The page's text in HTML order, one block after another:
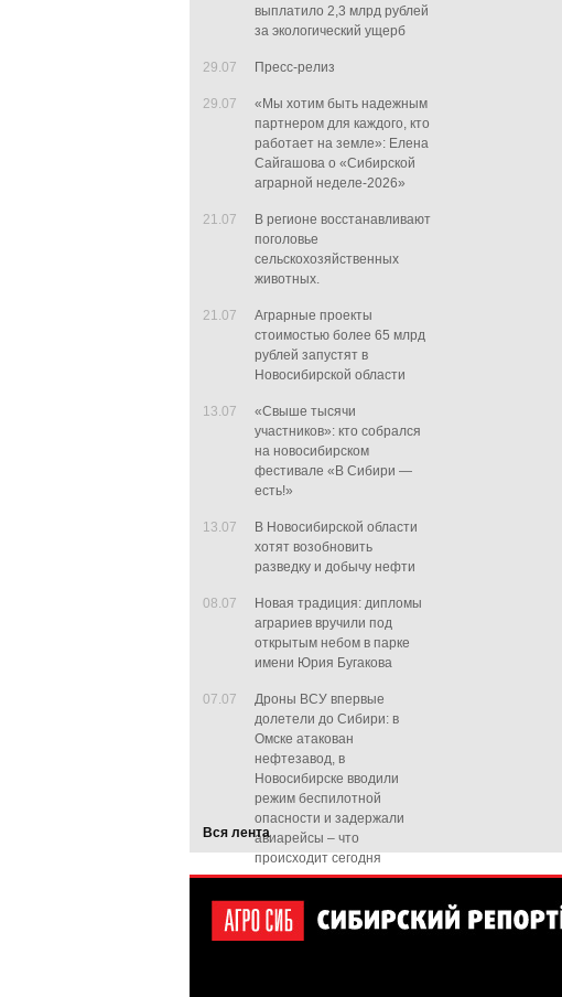
выплатило 2,3 млрд рублей
за экологический ущерб
29.07 Пресс-релиз
29.07
«Мы хотим быть надежным
партнером для каждого, кто
работает на земле»: Елена
Сайгашова о «Сибирской
аграрной неделе-2026»
21.07
В регионе восстанавливают
поголовье
сельскохозяйственных
животных.
21.07
Аграрные проекты
стоимостью более 65 млрд
рублей запустят в
Новосибирской области
13.07
«Свыше тысячи
участников»: кто собрался
на новосибирском
фестивале «В Сибири —
есть!»
13.07
В Новосибирской области
хотят возобновить
разведку и добычу нефти
08.07
Новая традиция: дипломы
аграриев вручили под
открытым небом в парке
имени Юрия Бугакова
07.07
Дроны ВСУ впервые
долетели до Сибири: в
Омске атакован
нефтезавод, в
Новосибирске вводили
режим беспилотной
опасности и задержали
авиарейсы – что
происходит сегодня
Вся лента